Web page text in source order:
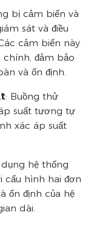
bị cảm biến và
sát và điều
cảm biến này
chính, đảm bảo
và ổn định.
: Buồng thử
suất tương tự
xác áp suất
dụng hệ thống
cấu hình hai đơn
ổn định của hệ
dài.